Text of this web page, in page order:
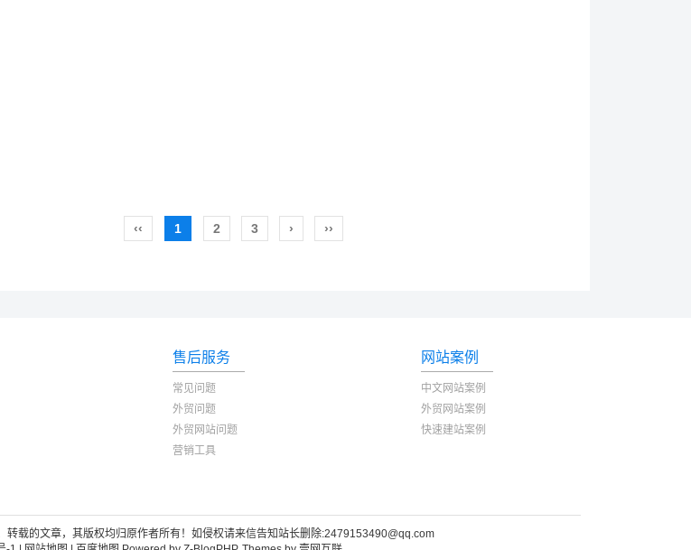
‹‹ 1 2 3 › ››
售后服务
常见问题
外贸问题
外贸网站问题
营销工具
网站案例
中文网站案例
外贸网站案例
快速建站案例
转载的文章，其版权均归原作者所有！如侵权请来信告知站长删除:2479153490@qq.com